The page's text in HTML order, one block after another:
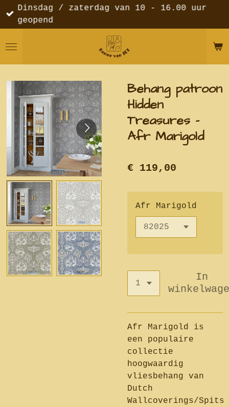
Ga
direct
de
Dinsdag / zaterdag van 10 - 16.00 uur
geopend
Behang patroon
Hidden
Treasures -
Afr Marigold
€ 119,00
Afr Marigold
In
Afr Marigold is
een populaire
collectie
hoogwaardig
vliesbehang van
Dutch
Wallcoverings/Spits